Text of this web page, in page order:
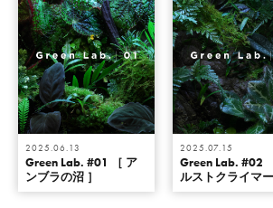
2025.06.13
Green Lab. #01 ［ ア
ンブラの沼 ］
2025.07.15
Green Lab. #02
ルストクライマー